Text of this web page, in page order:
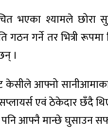
भएका श्यामले छोरा
गठन गर्ने तर भित्री
।
आफ्नो सानीआमाका
एवं ठेकेदार छँदै
पनि आफ्नै मान्छे घुसाउन